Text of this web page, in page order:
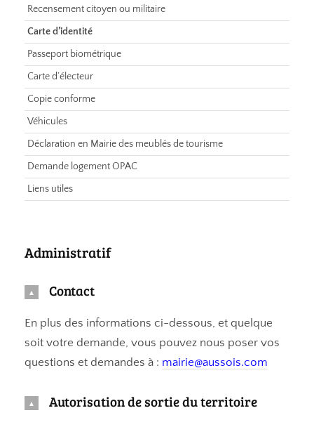
Recensement citoyen ou militaire
Carte d’identité
Passeport biométrique
Carte d’électeur
Copie conforme
Véhicules
Déclaration en Mairie des meublés de tourisme
Demande logement OPAC
Liens utiles
Administratif
Contact
En plus des informations ci-dessous, et quelque
soit votre demande, vous pouvez nous poser vos
questions et demandes à : mairie@aussois.com
Autorisation de sortie du territoire